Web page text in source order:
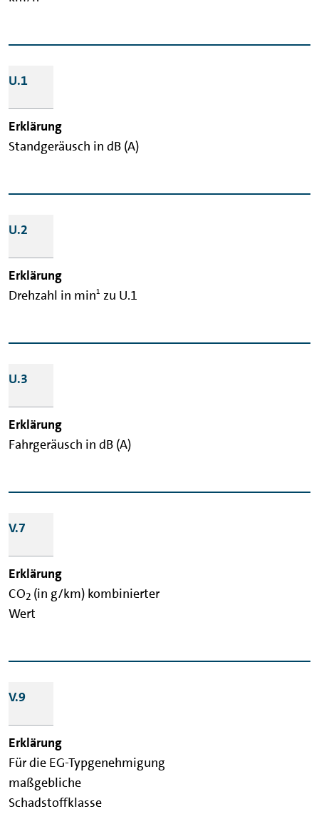
U.1
Standgeräusch in dB (A)
U.2
Drehzahl in min1 zu U.1
U.3
Fahrgeräusch in dB (A)
V.7
CO2 (in g/km) kombinierter
Wert
V.9
Für die EG-Typgenehmigung
maßgebliche
Schadstoffklasse